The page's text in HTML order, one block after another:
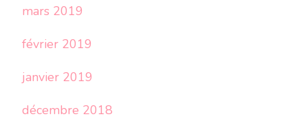
mars 2019
février 2019
janvier 2019
décembre 2018